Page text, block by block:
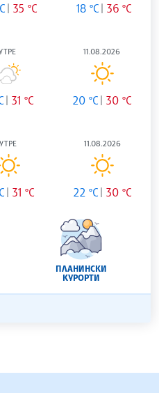
35 °C 18 °C 36 °C
31 °C
11.08.2026
20 °C 30 °C
УТРЕ
31 °C
11.08.2026
22 °C 30 °C
ПЛАНИНСКИ
КУРОРТИ